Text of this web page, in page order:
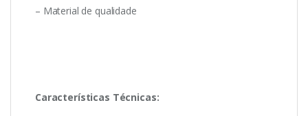
– Material de qualidade
Características Técnicas: